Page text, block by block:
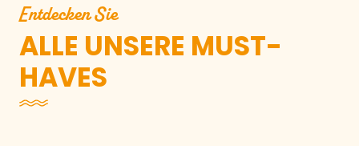
Entdecken Sie
ALLE UNSERE MUST-
HAVES